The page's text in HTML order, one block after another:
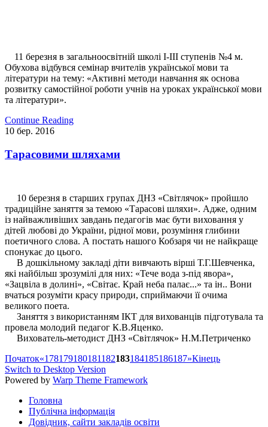
11 березня в загальноосвітній школі І-ІІІ ступенів №4 м.
Обухова відбувся семінар вчителів української мови та
літератури на тему: «Активні методи навчання як основа
розвитку самостійної роботи учнів на уроках української мови
та літератури».
Continue Reading
10 бер. 2016
Тарасовими шляхами
10 березня в старших групах ДНЗ «Світлячок» пройшло
традиційне заняття за темою «Тарасові шляхи». Адже, одним
із найважливіших завдань педагогів має бути виховання у
дітей любові до України, рідної мови, розуміння глибини
поетичного слова. А постать нашого Кобзаря чи не найкраще
спонукає до цього.
В дошкільному закладі діти вивчають вірші Т.Г.Шевченка,
які найбільш зрозумілі для них: «Тече вода з-під явора»,
«Зацвіла в долині», «Світає. Край неба палає...» та ін.. Вони
вчаться розуміти красу природи, сприймаючи її очима
великого поета.
Заняття з використанням ІКТ для вихованців підготувала та
провела молодий педагог К.В.Яценко.
Вихователь-методист ДНЗ «Світлячок» Н.М.Петриченко
Початок«178179180181182183184185186187»Кінець
Switch to Desktop Version
Powered by Warp Theme Framework
Головна
Публічна інформація
Довідник, сайти закладів освіти